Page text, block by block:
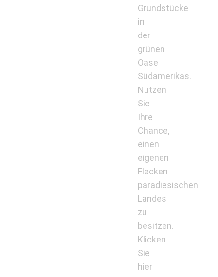
Grundstücke
in
der
grünen
Oase
Südamerikas.
Nutzen
Sie
Ihre
Chance,
einen
eigenen
Flecken
paradiesischen
Landes
zu
besitzen.
Klicken
Sie
hier